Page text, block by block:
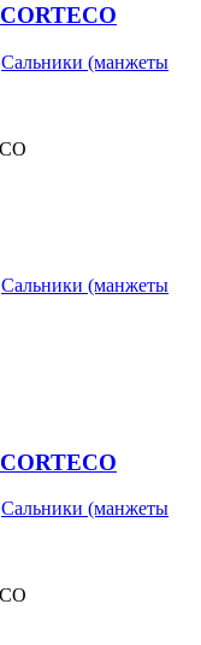
Сальники (манжеты
Сальники (манжеты
Сальники (манжеты